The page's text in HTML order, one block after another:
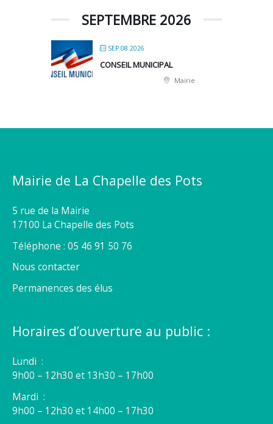
SEPTEMBRE 2026
SEP 08 2026
CONSEIL MUNICIPAL
Mairie
Mairie de La Chapelle des Pots
5 rue de la Mairie
17100 La Chapelle des Pots
Téléphone : 05 46 91 50 76
Nous contacter
Permanences des élus
Horaires d’ouverture au public :
Lundi :
9h00 – 12h30 et 13h30 – 17h00
Mardi :
9h00 – 12h30 et 14h00 – 17h30